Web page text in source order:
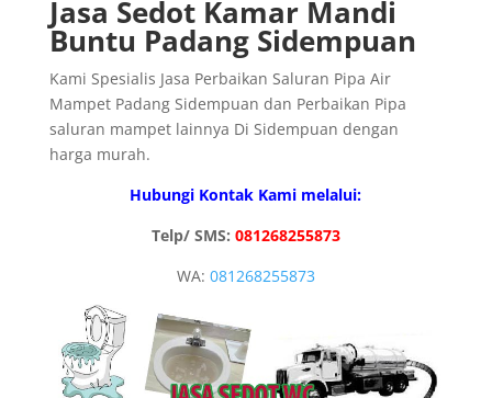
Jasa Sedot Kamar Mandi
Buntu Padang Sidempuan
Kami Spesialis Jasa Perbaikan Saluran Pipa Air
Mampet Padang Sidempuan dan Perbaikan Pipa
saluran mampet lainnya Di Sidempuan dengan
harga murah.
Hubungi Kontak Kami melalui:
Telp/ SMS: 081268255873
WA: 081268255873